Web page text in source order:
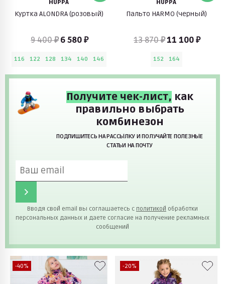
HUPPA
Куртка ALONDRA (розовый)
9 400 ₽ 6 580 ₽
116 122 128 134 140 146
HUPPA
Пальто HARMO (черный)
13 870 ₽11 100 ₽
152 164
Получите чек-лист, как
правильно выбрать
комбинезон
ПОДПИШИТЕСЬ НА РАССЫЛКУ И ПОЛУЧАЙТЕ ПОЛЕЗНЫЕ
СТАТЬИ НА ПОЧТУ
Вводя свой email вы соглашаетесь с политикой обработки
персональных данных и даете согласие на получение рекламных
сообщений
-40% -20%